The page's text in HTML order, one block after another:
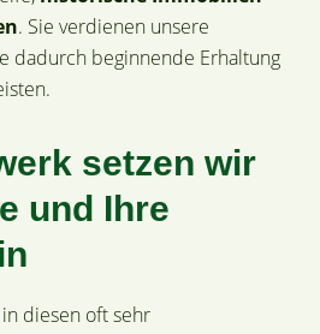
. Sie verdienen unsere
dadurch beginnende Erhaltung
setzen wir
und Ihre
diesen oft sehr